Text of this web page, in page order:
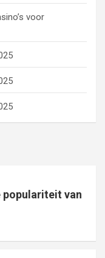
voor
populariteit van